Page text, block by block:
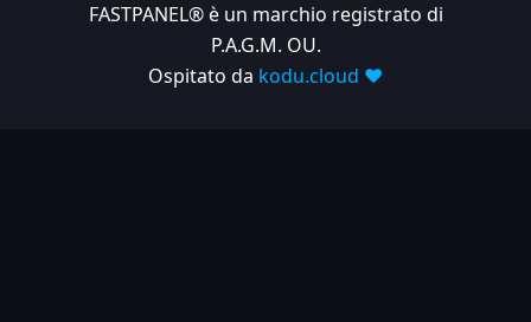
FASTPANEL® è un marchio registrato di
P.A.G.M. OU.
Ospitato da kodu.cloud ❤️